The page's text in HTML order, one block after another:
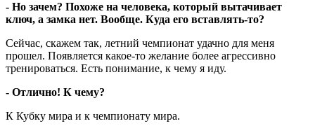
- Но зачем? Похоже на человека, который вытачивает
ключ, а замка нет. Вообще. Куда его вставлять-то?
Сейчас, скажем так, летний чемпионат удачно для меня
прошел. Появляется какое-то желание более агрессивно
тренироваться. Есть понимание, к чему я иду.
- Отлично! К чему?
К Кубку мира и к чемпионату мира.